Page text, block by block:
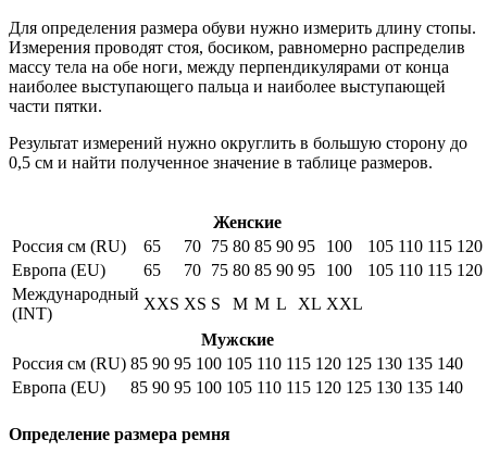
Для определения размера обуви нужно измерить длину стопы.
Измерения проводят стоя, босиком, равномерно распределив
массу тела на обе ноги, между перпендикулярами от конца
наиболее выступающего пальца и наиболее выступающей
части пятки.
Результат измерений нужно округлить в большую сторону до
0,5 см и найти полученное значение в таблице размеров.
Женские
Россия см (RU)
65 70 75 80 85 90 95 100 105 110 115 120
Европа (EU)
65 70 75 80 85 90 95 100 105 110 115 120
Международный
(INT)
XXS XS S M M L XL XXL
Мужские
Россия см (RU) 85 90 95 100 105 110 115 120 125 130 135 140
Европа (EU)
85 90 95 100 105 110 115 120 125 130 135 140
Определение размера ремня